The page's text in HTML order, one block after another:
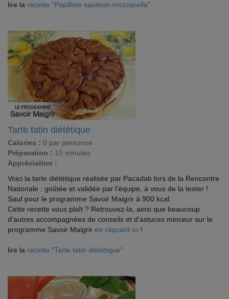
lire la recette "Papillote saumon-mozzarella"
Tarte tatin diététique
Calories : 0 par personne
Préparation : 10 minutes
Appréciation :
Voici la tarte diététique réalisée par Pacadab lors de la Rencontre
Nationale : goûtée et validée par l'équipe, à vous de la tester !
Sauf pour le programme Savoir Maigrir à 900 kcal.
Cette recette vous plaît ? Retrouvez-la, ainsi que beaucoup
d'autres accompagnées de conseils et d'astuces minceur sur le
programme Savoir Maigrir en cliquant ici !
lire la recette "Tarte tatin diététique"